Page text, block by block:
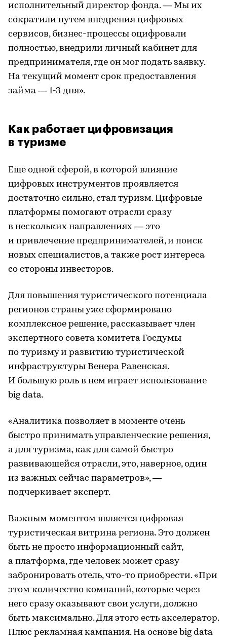
исполнительный директор фонда. — Мы их
сократили путем внедрения цифровых
сервисов, бизнес-процессы оцифровали
полностью, внедрили личный кабинет для
предпринимателя, где он мог подать заявку.
На текущий момент срок предоставления
займа — 1-3 дня».
Как работает цифровизация
в туризме
Еще одной сферой, в которой влияние
цифровых инструментов проявляется
достаточно сильно, стал туризм. Цифровые
платформы помогают отрасли сразу
в нескольких направлениях — это
и привлечение предпринимателей, и поиск
новых специалистов, а также рост интереса
со стороны инвесторов.
Для повышения туристического потенциала
регионов страны уже сформировано
комплексное решение, рассказывает член
экспертного совета комитета Госдумы
по туризму и развитию туристической
инфраструктуры Венера Равенская.
И большую роль в нем играет использование
big data.
«Аналитика позволяет в моменте очень
быстро принимать управленческие решения,
а для туризма, как для самой быстро
развивающейся отрасли, это, наверное, один
из важных сейчас параметров», —
подчеркивает эксперт.
Важным моментом является цифровая
туристическая витрина региона. Это должен
быть не просто информационный сайт,
а платформа, где человек может сразу
забронировать отель, что-то приобрести. «При
этом количество компаний, которые через
него сразу оказывают свои услуги, должно
быть максимально. Для этого есть акселератор.
Плюс рекламная кампания. На основе big data